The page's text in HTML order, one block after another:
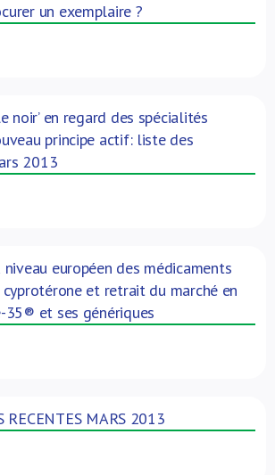
un exemplaire ?
noir’ en regard des spécialités
principe actif: liste des
2013
européen des médicaments
et retrait du marché en
35® et ses génériques
RECENTES MARS 2013